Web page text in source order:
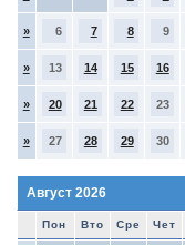
» 6 7 8 9
» 13 14 15 16
» 20 21 22 23
» 27 28 29 30
Август 2026
Пон Вто Сре Чет